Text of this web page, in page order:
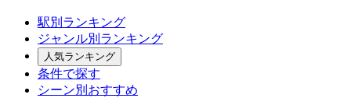
駅別ランキング
ジャンル別ランキング
人気ランキング
条件で探す
シーン別おすすめ